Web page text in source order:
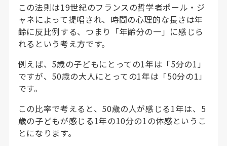
この法則は19世紀のフランスの哲学者ポール・ジ
ャネによって提唱され、時間の心理的な長さは年
齢に反比例する、つまり「年齢分の一」に感じら
れるという考え方です。
例えば、5歳の子どもにとっての1年は「5分の1」
ですが、50歳の大人にとっての1年は「50分の1」
です。
この比率で考えると、50歳の人が感じる1年は、5
歳の子どもが感じる1年の10分の1の体感というこ
とになります。